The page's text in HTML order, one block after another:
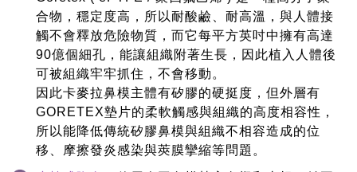
合物，穩定度高，所以耐酸鹼、耐高溫，與人體接
觸不會釋放危險物質，而它每平方英吋中擁有高達
90億個細孔，能讓組織附著生長，因此植入人體後
可被組織牢牢抓住，不會移動。
因此卡麥拉鼻模主體有矽膠的硬挺度，但外層有
GORETEX墊片的柔軟觸感與組織的高度相容性，
所以能降低傳統矽膠鼻模與組織不相容造成的位
移、摩擦發炎感染與莢膜攣縮等問題。